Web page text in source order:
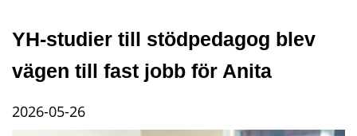
YH-studier till stödpedagog blev
vägen till fast jobb för Anita
2026-05-26